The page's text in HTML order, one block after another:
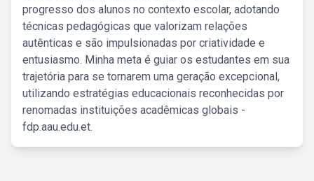
progresso dos alunos no contexto escolar, adotando
técnicas pedagógicas que valorizam relações
autênticas e são impulsionadas por criatividade e
entusiasmo. Minha meta é guiar os estudantes em sua
trajetória para se tornarem uma geração excepcional,
utilizando estratégias educacionais reconhecidas por
renomadas instituições acadêmicas globais -
fdp.aau.edu.et.